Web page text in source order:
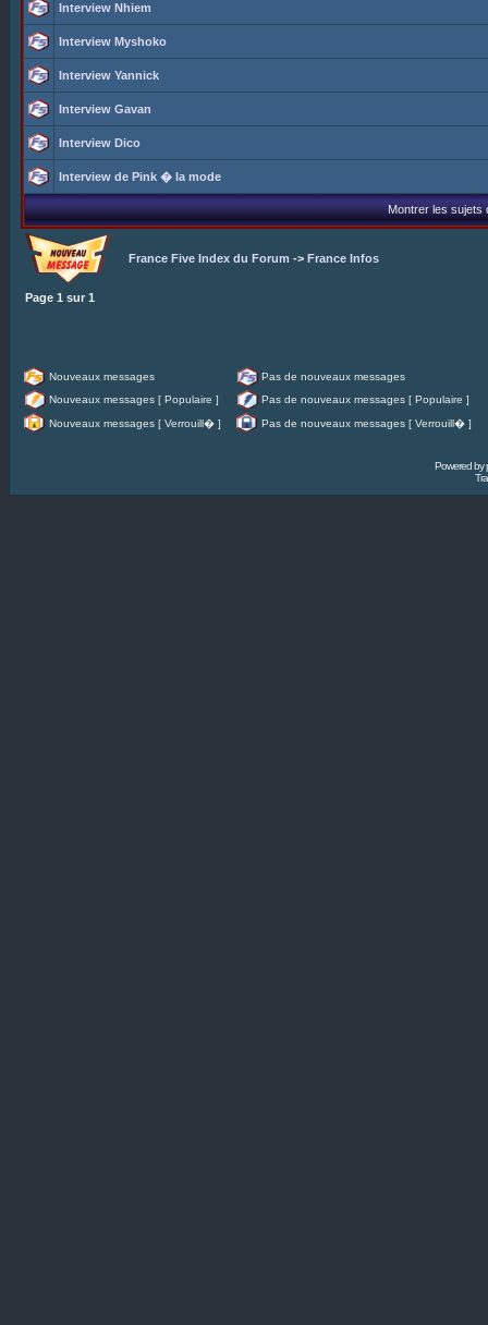
Interview Nhiem
Interview Myshoko
Interview Yannick
Interview Gavan
Interview Dico
Interview de Pink � la mode
Montrer les sujets
France Five Index du Forum -> France Infos
Page 1 sur 1
Nouveaux messages
Pas de nouveaux messages
Nouveaux messages [ Populaire ]
Pas de nouveaux messages [ Populaire ]
Nouveaux messages [ Verrouill� ]
Pas de nouveaux messages [ Verrouill� ]
Powered by